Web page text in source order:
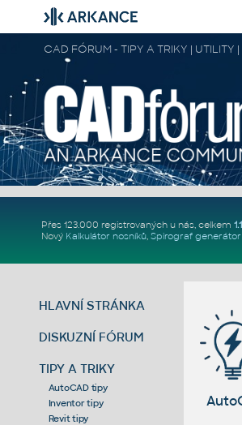
CAD FÓRUM - TIPY A TRIKY |
Přes 123.000 registrovaných u nás, celkem
Nový Kalkulátor nosníků, Spirograf generátor
HLAVNÍ STRÁNKA
DISKUZNÍ FÓRUM
TIPY A TRIKY
AutoCAD tipy
Inventor tipy
Revit tipy